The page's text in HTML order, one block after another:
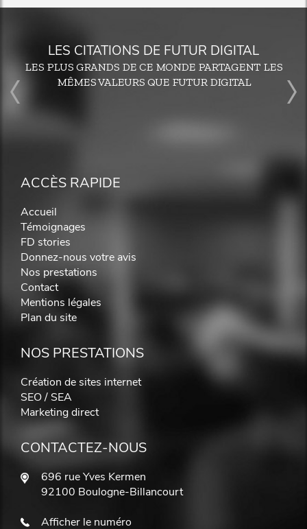
LES CITATIONS DE FUTUR DIGITAL
LES PLUS GRANDS DE CE MONDE PARTAGENT LES
MÊMES VALEURS QUE FUTUR DIGITAL
ACCÈS RAPIDE
Accueil
Témoignages
FD stories
Donnez-nous votre avis
Nos prestations
Contact
Mentions légales
Plan du site
NOS PRESTATIONS
Création de sites internet
SEO / SEA
Marketing direct
CONTACTEZ-NOUS
696 rue Yves Kermen
92100 Boulogne-Billancourt
Afficher le numéro